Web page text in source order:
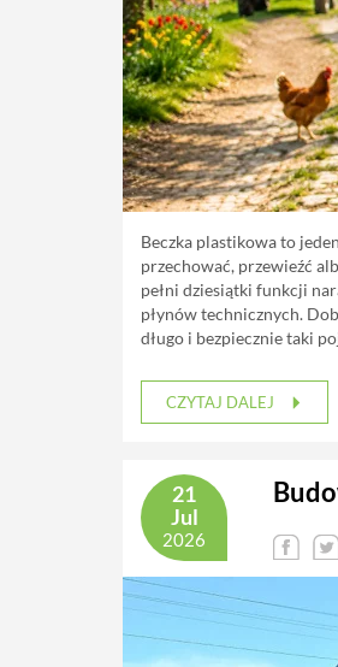
Beczka plastikowa to
przechować, przewieźć
pełni dziesiątki funkcji
płynów technicznych.
długo i bezpiecznie taki
CZYTAJ DALEJ
21
Jul
2026